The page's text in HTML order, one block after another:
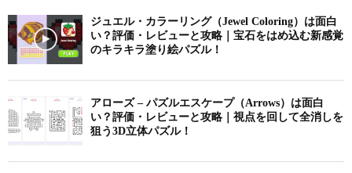
ジュエル・カラーリング（Jewel Coloring）は面白
い？評価・レビューと攻略｜宝石をはめ込む新感覚
のキラキラ塗り絵パズル！
アローズ – パズルエスケープ（Arrows）は面白
い？評価・レビューと攻略｜視点を回して全消しを
狙う3D立体パズル！